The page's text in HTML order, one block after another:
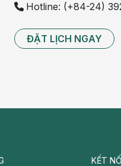
Hotline: (+84-24)
ĐẶT LỊCH NGAY
KẾT